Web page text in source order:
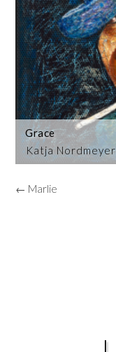
Katja Nordmeyer
Grace
← Marlie